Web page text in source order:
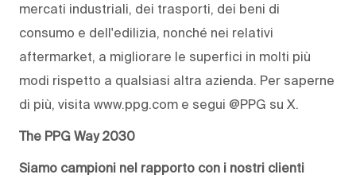
mercati industriali, dei trasporti, dei beni di
consumo e dell'edilizia, nonché nei relativi
aftermarket, a migliorare le superfici in molti più
modi rispetto a qualsiasi altra azienda. Per saperne
di più, visita www.ppg.com e segui @PPG su X.
The PPG Way 2030
Siamo campioni nel rapporto con i nostri clienti